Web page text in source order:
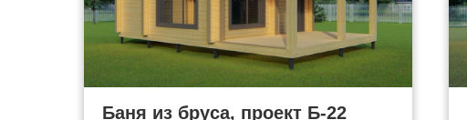
Баня из бруса, проект Б-22